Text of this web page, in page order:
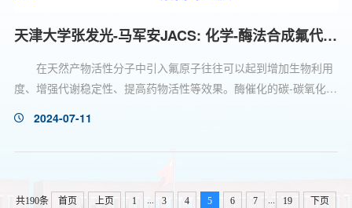
天津大学张发光-马军安JACS: 化学-酶法合成氟代麦考环素
在天然产物活性分子中引入氟原子往往可以起到增加生物利用
度、增强代谢稳定性、提高药物活性等效果。酶催化的碳-碳氧化偶
马军安团队与山东大学刘永军团队采用化学和生物“接力”催化合成
含氟苯酚出发，通过酪氨酸酚裂解酶(Cf TPL)催化合成...
2024-07-11
共190条 首页 上页 1 ... 3 4 5 6 7 ... 19
下页